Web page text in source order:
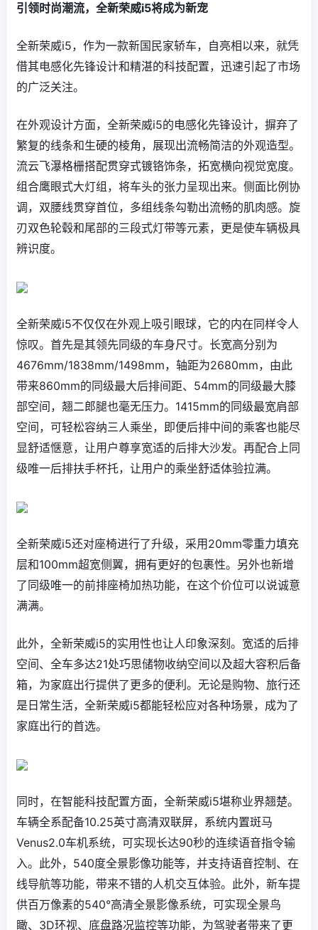
引领时尚潮流，全新荣威i5将成为新宠
全新荣威i5，作为一款新国民家轿车，自亮相以来，就凭
借其电感化先锋设计和精湛的科技配置，迅速引起了市场
的广泛关注。
在外观设计方面，全新荣威i5的电感化先锋设计，摒弃了
繁复的线条和生硬的棱角，展现出流畅简洁的外观造型。
流云飞瀑格栅搭配贯穿式镀铬饰条，拓宽横向视觉宽度。
组合鹰眼式大灯组，将车头的张力呈现出来。侧面比例协
调，双腰线贯穿首位，多组线条勾勒出流畅的肌肉感。旋
刃双色轮毂和尾部的三段式灯带等元素，更是使车辆极具
辨识度。
全新荣威i5不仅仅在外观上吸引眼球，它的内在同样令人
惊叹。首先是其领先同级的车身尺寸。长宽高分别为
4676mm/1838mm/1498mm，轴距为2680mm，由此
带来860mm的同级最大后排间距、54mm的同级最大膝
部空间，翘二郎腿也毫无压力。1415mm的同级最宽肩部
空间，可轻松容纳三人乘坐，即便后排中间的乘客也能尽
显舒适惬意，让用户尊享宽适的后排大沙发。再配合上同
级唯一后排扶手杯托，让用户的乘坐舒适体验拉满。
全新荣威i5还对座椅进行了升级，采用20mm零重力填充
层和100mm超宽侧翼，拥有更好的包裹性。另外也新增
了同级唯一的前排座椅加热功能，在这个价位可以说诚意
满满。
此外，全新荣威i5的实用性也让人印象深刻。宽适的后排
空间、全车多达21处巧思储物收纳空间以及超大容积后备
箱，为家庭出行提供了更多的便利。无论是购物、旅行还
是日常生活，全新荣威i5都能轻松应对各种场景，成为了
家庭出行的首选。
同时，在智能科技配置方面，全新荣威i5堪称业界翘楚。
车辆全系配备10.25英寸高清双联屏，系统内置斑马
Venus2.0车机系统，可实现长达90秒的连续语音指令输
入。此外，540度全景影像功能等，并支持语音控制、在
线导航等功能，带来不错的人机交互体验。此外，新车提
供百万像素的540°高清全景影像系统，可实现全景鸟
瞰、3D环视、底盘路况监控等功能，为驾驶者带来了更